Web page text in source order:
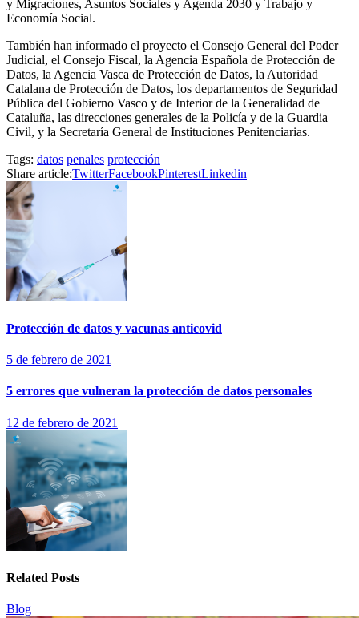
y Migraciones, Asuntos Sociales y Agenda 2030 y Trabajo y
Economía Social.
También han informado el proyecto el Consejo General del Poder
Judicial, el Consejo Fiscal, la Agencia Española de Protección de
Datos, la Agencia Vasca de Protección de Datos, la Autoridad
Catalana de Protección de Datos, los departamentos de Seguridad
Pública del Gobierno Vasco y de Interior de la Generalidad de
Cataluña, las direcciones generales de la Policía y de la Guardia
Civil, y la Secretaría General de Instituciones Penitenciarias.
Tags: datos penales protección
Share article:TwitterFacebookPinterestLinkedin
Protección de datos y vacunas anticovid
5 de febrero de 2021
5 errores que vulneran la protección de datos personales
12 de febrero de 2021
Related Posts
Blog